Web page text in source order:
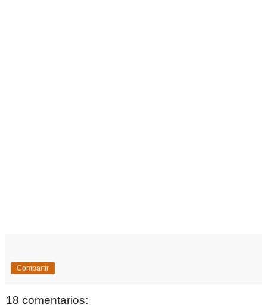
Compartir
18 comentarios: